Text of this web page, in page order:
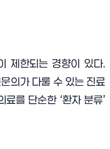
제한되는 경향이 있다.
의가 다룰 수 있는 진료
를 단순한 ‘환자 분류’